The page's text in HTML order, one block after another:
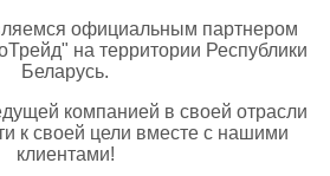
официальным партнером
на территории Республики
Беларусь.
компанией в своей отрасли
к своей цели вместе с нашими
клиентами!